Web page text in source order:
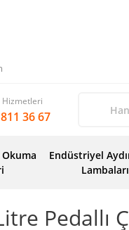
36 67
Endüstriyel
Lambaları
Pedallı